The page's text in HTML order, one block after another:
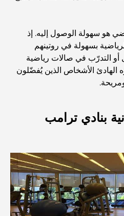
الفاخر في نخلة جميرا
منطقة الخليج التجاري، دبي
رعاية صحية شاملة للجميع
الإطلاق: قائمة هواة الجمع
دليل شامل للآباء
2: دليل للعائلات
هو سهولة الوصول إليه. إذ
بسهولة في روتينهم
أو التدرّب في صالات رياضية
الهادئ الأشخاص الذين يُفضّلون
بنادي ترامب